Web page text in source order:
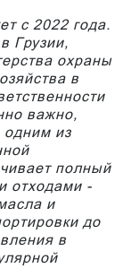
с 2022 года.
Грузии,
охраны
в
важно,
одним из
полный
отходами -
и
до
в